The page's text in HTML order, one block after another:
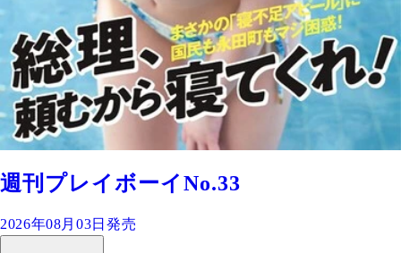
週刊プレイボーイNo.33
2026年08月03日発売